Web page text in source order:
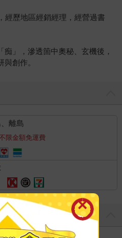
經歷地區經銷經理，經營過書
」，滲透箇中奧秘、玄機後，
創作。
離島
限金額免運費